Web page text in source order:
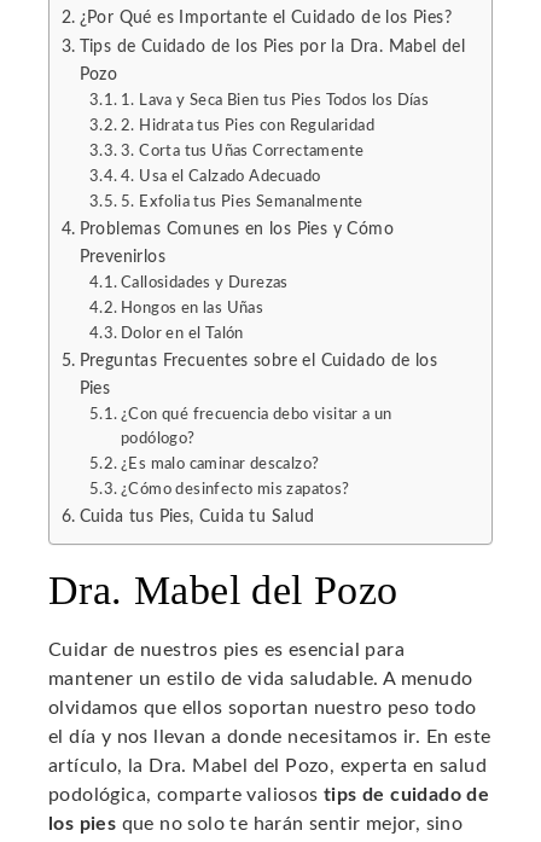
¿Por Qué es Importante el Cuidado de los Pies?
Tips de Cuidado de los Pies por la Dra. Mabel del
Pozo
1. Lava y Seca Bien tus Pies Todos los Días
2. Hidrata tus Pies con Regularidad
3. Corta tus Uñas Correctamente
4. Usa el Calzado Adecuado
5. Exfolia tus Pies Semanalmente
Problemas Comunes en los Pies y Cómo
Prevenirlos
Callosidades y Durezas
Hongos en las Uñas
Dolor en el Talón
Preguntas Frecuentes sobre el Cuidado de los
Pies
¿Con qué frecuencia debo visitar a un
podólogo?
¿Es malo caminar descalzo?
¿Cómo desinfecto mis zapatos?
Cuida tus Pies, Cuida tu Salud
Dra. Mabel del Pozo
Cuidar de nuestros pies es esencial para
mantener un estilo de vida saludable. A menudo
olvidamos que ellos soportan nuestro peso todo
el día y nos llevan a donde necesitamos ir. En este
artículo, la Dra. Mabel del Pozo, experta en salud
podológica, comparte valiosos tips de cuidado de
los pies que no solo te harán sentir mejor, sino